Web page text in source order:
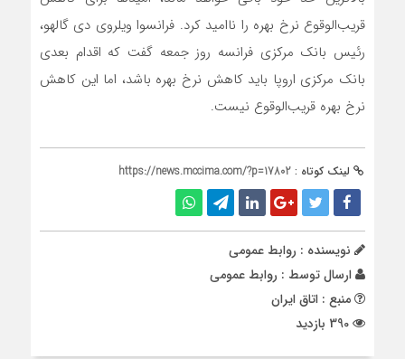
قریب‌الوقوع نرخ بهره را ناامید کرد. فرانسوا ویلروی دی گالهو،
رئیس بانک مرکزی فرانسه روز جمعه گفت که اقدام بعدی
بانک مرکزی اروپا باید کاهش نرخ بهره باشد، اما این کاهش
نرخ بهره قریب‌الوقوع نیست.
لینک کوتاه : https://news.mccima.com/?p=17802
نویسنده : روابط عمومی
ارسال توسط : روابط عمومی
منبع : اتاق ایران